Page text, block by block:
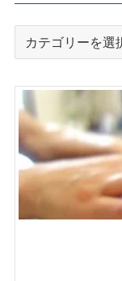
ー